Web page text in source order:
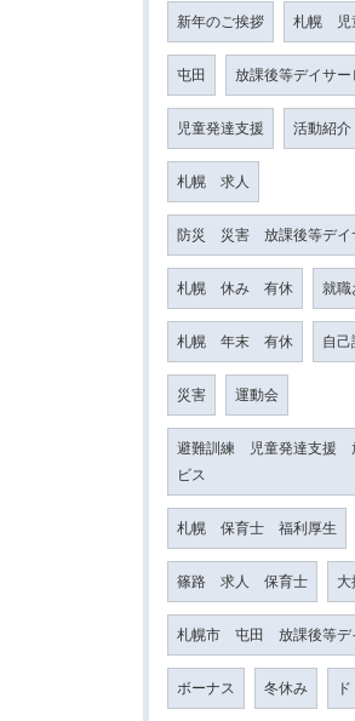
新年のご挨拶 札幌 児
屯田 放課後等デイサー
児童発達支援 活動紹介
札幌 求人
防災 災害 放課後等デイ
札幌 休み 有休 就職
札幌 年末 有休 自己
災害 運動会
避難訓練 児童発達支援
ビス
札幌 保育士 福利厚生
篠路 求人 保育士 大
札幌市 屯田 放課後等デ
ボーナス 冬休み